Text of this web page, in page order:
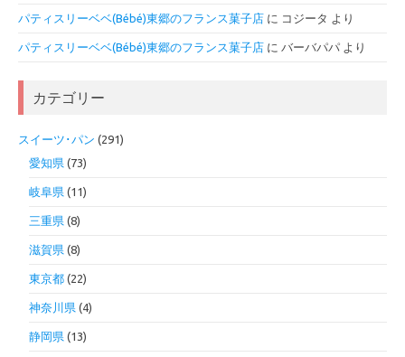
パティスリーベベ(Bébé)東郷のフランス菓子店 に コジータ より
パティスリーベベ(Bébé)東郷のフランス菓子店 に バーバパパ より
カテゴリー
スイーツ･パン (291)
愛知県 (73)
岐阜県 (11)
三重県 (8)
滋賀県 (8)
東京都 (22)
神奈川県 (4)
静岡県 (13)